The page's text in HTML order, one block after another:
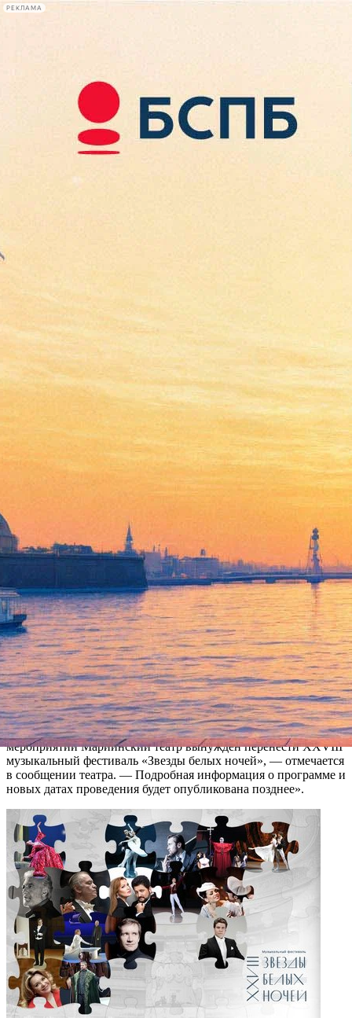
РЕКЛАМА
Сегодня:
2026.08.09
04:36
Афиша Plus
Мариинский театр перенёс
«Звезды белых ночей»
впервые за четверть века. На
фестиваль должны были
приехать Нетребко и
Доминго
18 мая 2020,23:32 Версия для печати
Мариинский театр официально завил о переносе фестиваля
«Звёзды белых ночей» в 2020 году. Событие, которое
регулярно проводится с 1993 года, впервые не может
состояться в сроки из-за пандемии коронавируса.
«В связи с временным запретом на проведение массовых
мероприятий Мариинский театр вынужден перенести XXVIII
музыкальный фестиваль «Звезды белых ночей», — отмечается
в сообщении театра. — Подробная информация о программе и
новых датах проведения будет опубликована позднее».